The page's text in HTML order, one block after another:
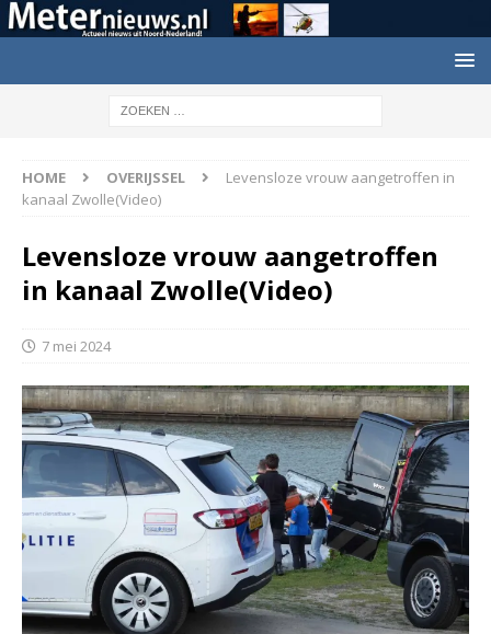
HOME OVERIJSSEL
Levensloze vrouw aangetroffen in
kanaal Zwolle(Video)
Levensloze vrouw aangetroffen
in kanaal Zwolle(Video)
7 mei 2024